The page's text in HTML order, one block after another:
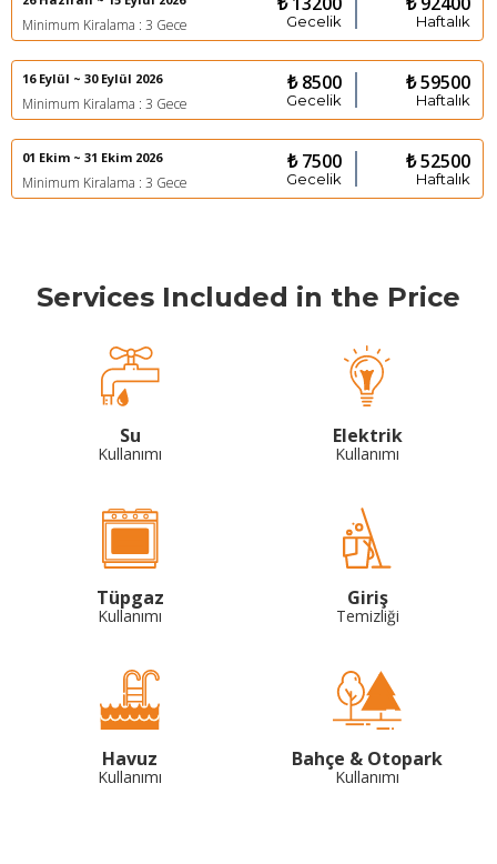
Minimum Kiralama : 3 Gece Gecelik Haftalık
16 Eylül ~ 30 Eylül 2026
Minimum Kiralama : 3 Gece
₺ 8500
Gecelik
₺ 59500
Haftalık
01 Ekim ~ 31 Ekim 2026
Minimum Kiralama : 3 Gece
₺ 7500
Gecelik
₺ 52500
Haftalık
Services Included in the Price
Su
Kullanımı
Elektrik
Kullanımı
Tüpgaz
Kullanımı
Giriş
Temizliği
Havuz
Kullanımı
Bahçe & Otopark
Kullanımı